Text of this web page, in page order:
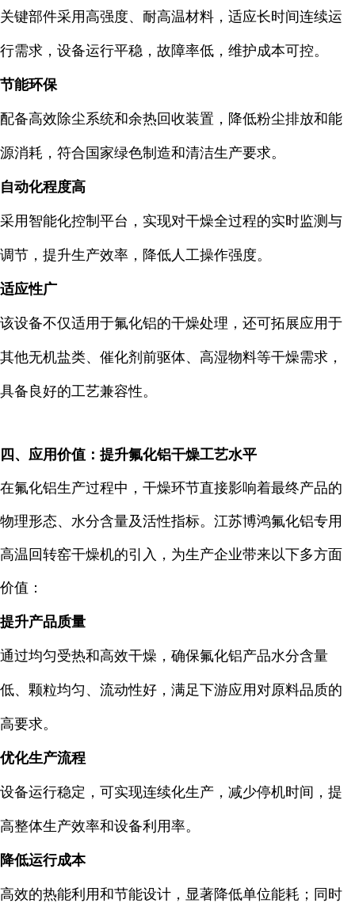
关键部件采用高强度、耐高温材料，适应长时间连续运
行需求，设备运行平稳，故障率低，维护成本可控。
节能环保
配备高效除尘系统和余热回收装置，降低粉尘排放和能
源消耗，符合国家绿色制造和清洁生产要求。
自动化程度高
采用智能化控制平台，实现对干燥全过程的实时监测与
调节，提升生产效率，降低人工操作强度。
适应性广
该设备不仅适用于氟化铝的干燥处理，还可拓展应用于
其他无机盐类、催化剂前驱体、高湿物料等干燥需求，
具备良好的工艺兼容性。
四、应用价值：提升氟化铝干燥工艺水平
在氟化铝生产过程中，干燥环节直接影响着最终产品的
物理形态、水分含量及活性指标。江苏博鸿氟化铝专用
高温回转窑干燥机的引入，为生产企业带来以下多方面
价值：
提升产品质量
通过均匀受热和高效干燥，确保氟化铝产品水分含量
低、颗粒均匀、流动性好，满足下游应用对原料品质的
高要求。
优化生产流程
设备运行稳定，可实现连续化生产，减少停机时间，提
高整体生产效率和设备利用率。
降低运行成本
高效的热能利用和节能设计，显著降低单位能耗；同时